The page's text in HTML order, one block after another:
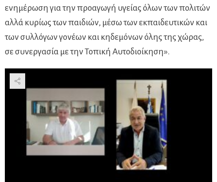
ενημέρωση για την προαγωγή υγείας όλων των πολιτών
αλλά κυρίως των παιδιών, μέσω των εκπαιδευτικών και
των συλλόγων γονέων και κηδεμόνων όλης της χώρας,
σε συνεργασία με την Τοπική Αυτοδιοίκηση».